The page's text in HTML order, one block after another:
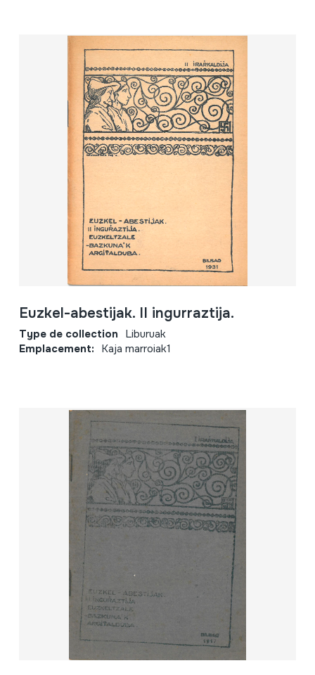
Euzkel-abestijak. II ingurraztija.
Type de collection Liburuak
Emplacement: Kaja marroiak1